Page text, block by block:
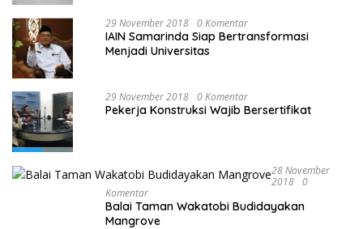
29 November 2018 0 Komentar
IAIN Samarinda Siap Bertransformasi
Menjadi Universitas
29 November 2018 0 Komentar
Pekerja Konstruksi Wajib Bersertifikat
28 November
2018 0
Komentar
Balai Taman Wakatobi Budidayakan
Mangrove